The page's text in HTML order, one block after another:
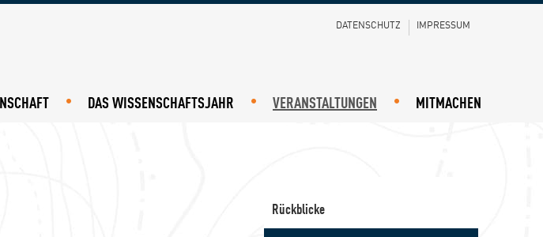
DATENSCHUTZ IMPRESSUM
DAS WISSENSCHAFTSJAHR VERANSTALTUNGEN MITMACHEN
Rückblicke